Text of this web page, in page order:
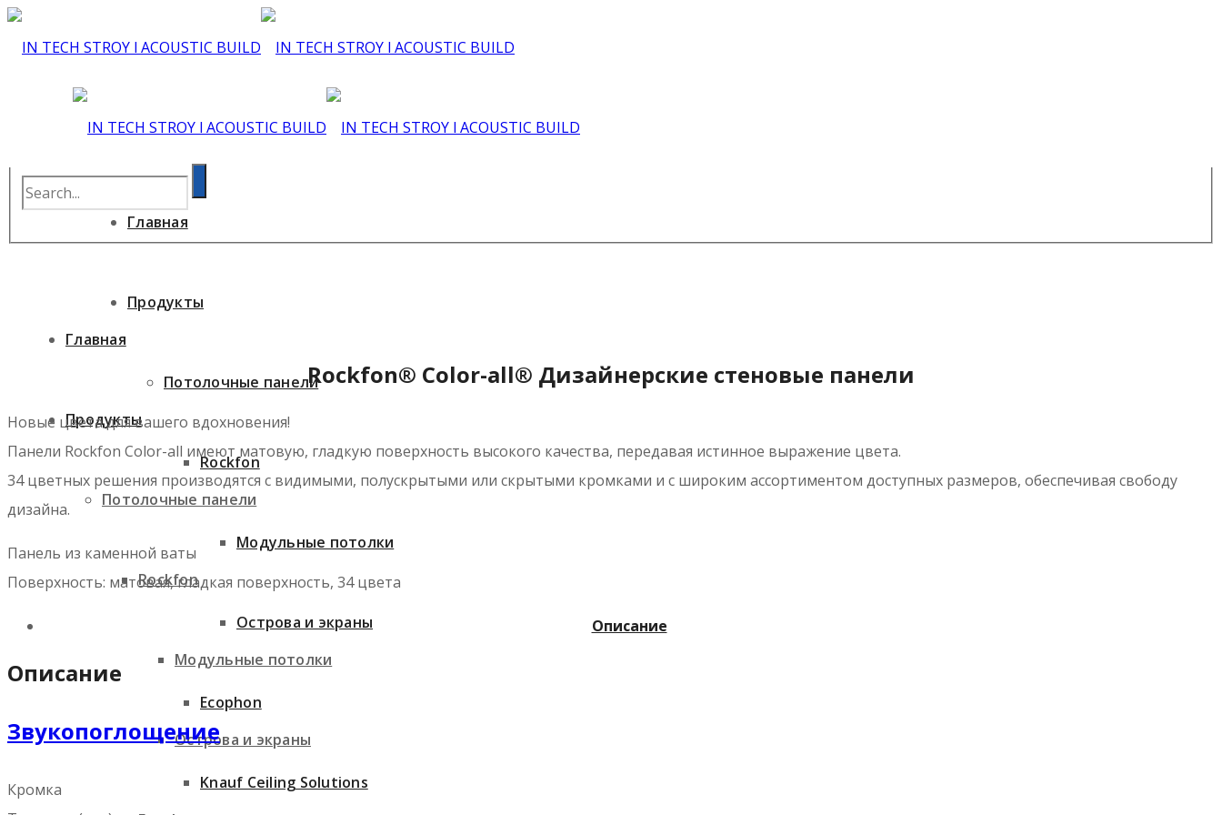
Главная
Продукты
Потолочные панели
Rockfon
Модульные потолки
Острова и экраны
Главная
Продукты
Потолочные панели
Rockfon
Модульные потолки
Острова и экраны
Ecophon
Knauf Ceiling Solutions
Rockfon® Color-all® Дизайнерские стеновые панели
Новые цвета для вашего вдохновения!
Панели Rockfon Color-all имеют матовую, гладкую поверхность высокого качества, передавая истинное выражение цвета.
34 цветных решения производятся с видимыми, полускрытыми или скрытыми кромками и с широким ассортиментом доступных размеров, обеспечивая свободу
дизайна.
Панель из каменной ваты
Поверхность: матовая, гладкая поверхность, 34 цвета
Описание
Описание
Звукопоглощение
Кромка